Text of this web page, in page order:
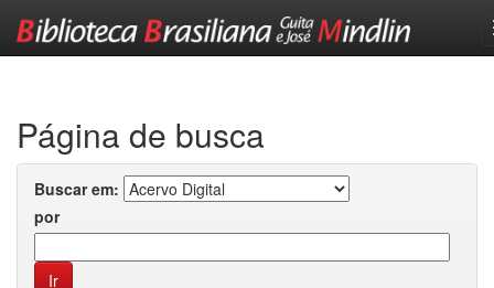
Página de busca
Buscar em:
por